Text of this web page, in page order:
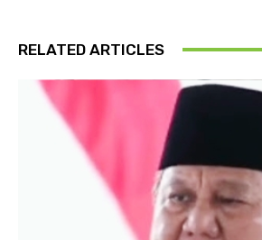
RELATED ARTICLES